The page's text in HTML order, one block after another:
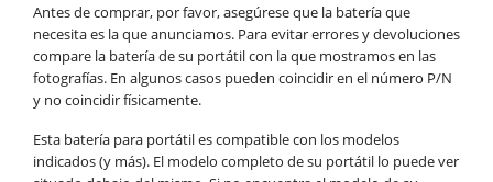
Antes de comprar, por favor, asegúrese que la batería que
necesita es la que anunciamos. Para evitar errores y devoluciones
compare la batería de su portátil con la que mostramos en las
fotografías. En algunos casos pueden coincidir en el número P/N
y no coincidir físicamente.
Esta batería para portátil es compatible con los modelos
indicados (y más). El modelo completo de su portátil lo puede ver